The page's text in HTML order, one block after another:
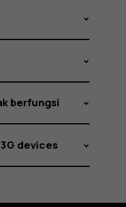
berfungsi
devices